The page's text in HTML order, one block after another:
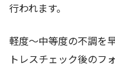
行われます。
軽度〜中等度の不調を
トレスチェック後のフ